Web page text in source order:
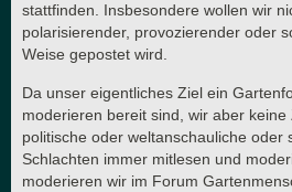
stattfinden. Insbesondere wollen wir
polarisierender, provozierender oder
Weise gepostet wird.
Da unser eigentliches Ziel ein
moderieren bereit sind, wir aber keine
politische oder weltanschauliche oder
Schlachten immer mitlesen und
moderieren wir im Forum